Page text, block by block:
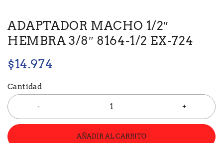
ADAPTADOR MACHO 1/2″
HEMBRA 3/8″ 8164-1/2 EX-724
$14.974
Cantidad
AÑADIR AL CARRITO